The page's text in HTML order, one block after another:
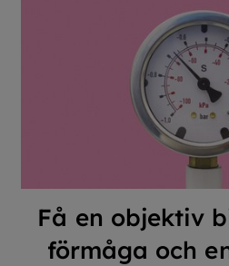
Få en objektiv
förmåga och